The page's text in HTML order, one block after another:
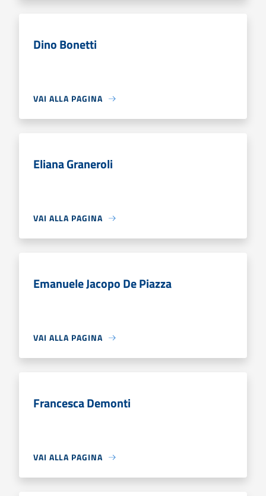
Dino Bonetti
VAI ALLA PAGINA
Eliana Graneroli
VAI ALLA PAGINA
Emanuele Jacopo De Piazza
VAI ALLA PAGINA
Francesca Demonti
VAI ALLA PAGINA